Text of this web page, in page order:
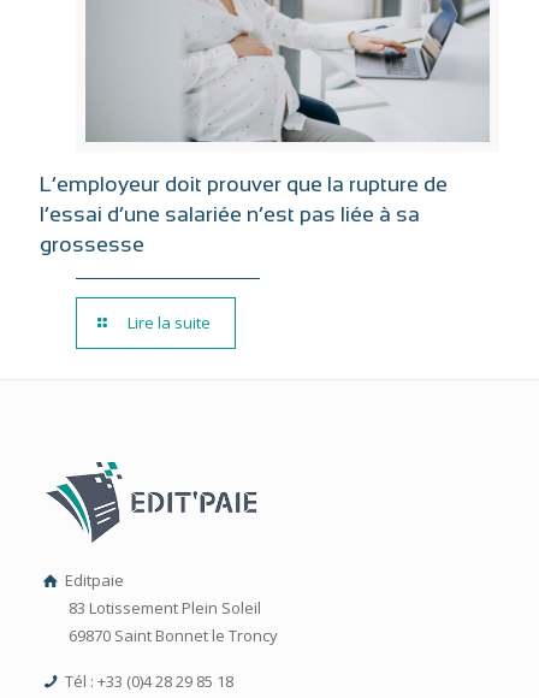
L’employeur doit prouver que la rupture de
l’essai d’une salariée n’est pas liée à sa
grossesse
Lire la suite
Editpaie
83 Lotissement Plein Soleil
69870 Saint Bonnet le Troncy
Tél : +33 (0)4 28 29 85 18